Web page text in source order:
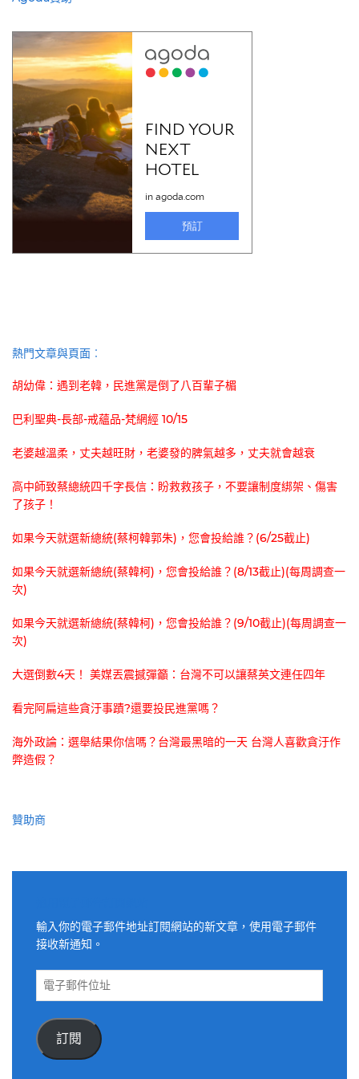
熱門文章與頁面︰
胡幼偉：遇到老韓，民進黨是倒了八百輩子楣
巴利聖典-長部-戒蘊品-梵網經 10/15
老婆越溫柔，丈夫越旺財，老婆發的脾氣越多，丈夫就會越衰
高中師致蔡總統四千字長信：盼救救孩子，不要讓制度綁架、傷害
了孩子！
如果今天就選新總統(蔡柯韓郭朱)，您會投給誰？(6/25截止)
如果今天就選新總統(蔡韓柯)，您會投給誰？(8/13截止)(每周調查一
次)
如果今天就選新總統(蔡韓柯)，您會投給誰？(9/10截止)(每周調查一
次)
大選倒數4天！ 美媒丟震撼彈籲：台灣不可以讓蔡英文連任四年
看完阿扁這些貪汙事蹟?還要投民進黨嗎？
海外政論：選舉結果你信嗎？台灣最黑暗的一天 台灣人喜歡貪汙作
弊造假？
贊助商
輸入你的電子郵件地址訂閱網站的新文章，使用電子郵件
接收新通知。
電
件
位
訂閱